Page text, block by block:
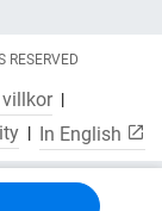
RESERVED
In English